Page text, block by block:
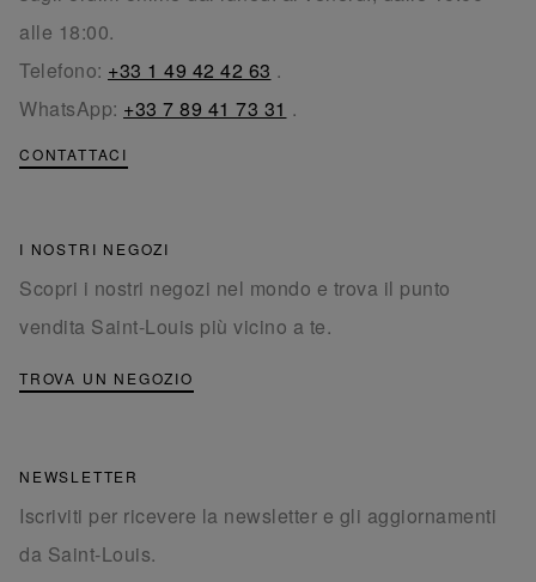
alle 18:00.
Telefono: +33 1 49 42 42 63 .
WhatsApp: +33 7 89 41 73 31 .
CONTATTACI
I NOSTRI NEGOZI
Scopri i nostri negozi nel mondo e trova il punto
vendita Saint-Louis più vicino a te.
TROVA UN NEGOZIO
NEWSLETTER
Iscriviti per ricevere la newsletter e gli aggiornamenti
da Saint-Louis.